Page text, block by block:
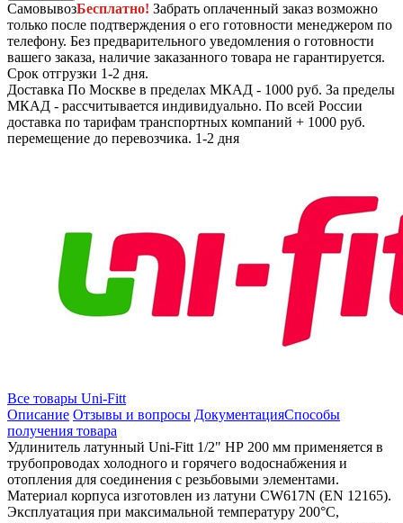
СамовывозБесплатно! Забрать оплаченный заказ возможно
только после подтверждения о его готовности менеджером по
телефону. Без предварительного уведомления о готовности
вашего заказа, наличие заказанного товара не гарантируется.
Срок отгрузки 1-2 дня.
Доставка По Москве в пределах МКАД - 1000 руб. За пределы
МКАД - рассчитывается индивидуально. По всей России
доставка по тарифам транспортных компаний + 1000 руб.
перемещение до перевозчика. 1-2 дня
Все товары Uni-Fitt
Описание Отзывы и вопросы ДокументацияСпособы
получения товара
Удлинитель латунный Uni-Fitt 1/2" НР 200 мм применяется в
трубопроводах холодного и горячего водоснабжения и
отопления для соединения с резьбовыми элементами.
Материал корпуса изготовлен из латуни CW617N (EN 12165).
Эксплуатация при максимальной температуру 200°C,